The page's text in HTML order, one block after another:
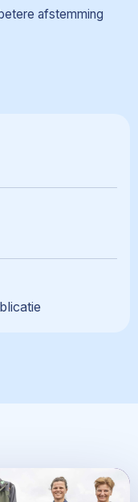
afstemming